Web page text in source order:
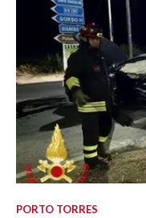
PORTO TORRES